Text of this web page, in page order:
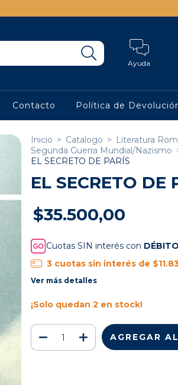
Ayuda
Contacto Política de
Inicio > Catalogo > Literatura
Segunda Guerra Mundial/Nazismo
EL SECRETO DE PARÍS
EL SECRETO DE
$35.500,00
Cuotas SIN interés con
3 cuotas sin interés de
Ver más detalles
¡Solo quedan 2 en stock!